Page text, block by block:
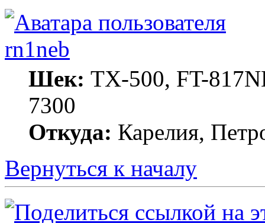
rn1neb
Шек: TX-500, FT-
7300
Откуда: Карелия,
Вернуться к началу